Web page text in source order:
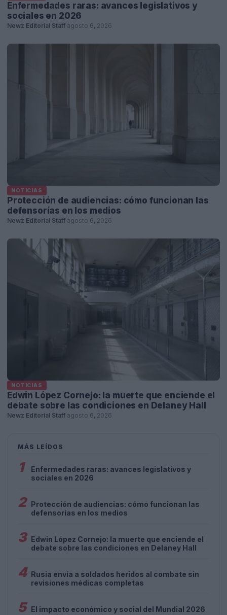
Enfermedades raras: avances legislativos y
sociales en 2026
Newz Editorial Staff agosto 6, 2026
NOTICIAS
Protección de audiencias: cómo funcionan las
defensorías en los medios
Newz Editorial Staff agosto 6, 2026
NOTICIAS
Edwin López Cornejo: la muerte que enciende el
debate sobre las condiciones en Delaney Hall
Newz Editorial Staff agosto 6, 2026
MÁS LEÍDOS
1
Enfermedades raras: avances legislativos y
sociales en 2026
2 Protección de audiencias: cómo funcionan las
defensorías en los medios
3 Edwin López Cornejo: la muerte que enciende el
debate sobre las condiciones en Delaney Hall
4 Rusia envía a soldados heridos al combate sin
revisiones médicas completas
5 El impacto económico y social del Mundial 2026